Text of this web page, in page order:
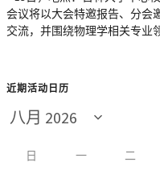
会议将以大会特邀报告、分会
交流，并围绕物理学相关专业
近期活动日历
日 一 二